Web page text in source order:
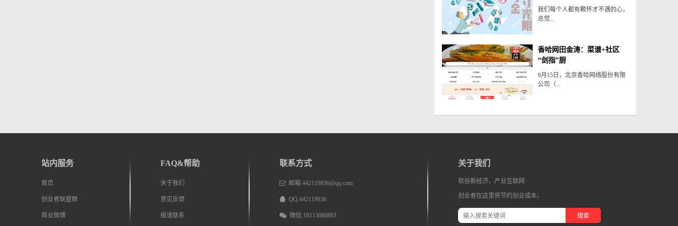
我们每个人都有颗怀才不遇的心，
总觉...
香哈网田金涛：菜谱+社区
“剑指”厨
9月15日，北京香哈网络股份有限
公司（...
站内服务
首页
创业者联盟群
商业微博
FAQ&帮助
关于我们
意见反馈
报道联系
联系方式
邮箱:442119936@qq.com
QQ:442119936
微信:18113080803
关于我们
软谷新经济，产业互联网
创业者在这里将节约创业成本。